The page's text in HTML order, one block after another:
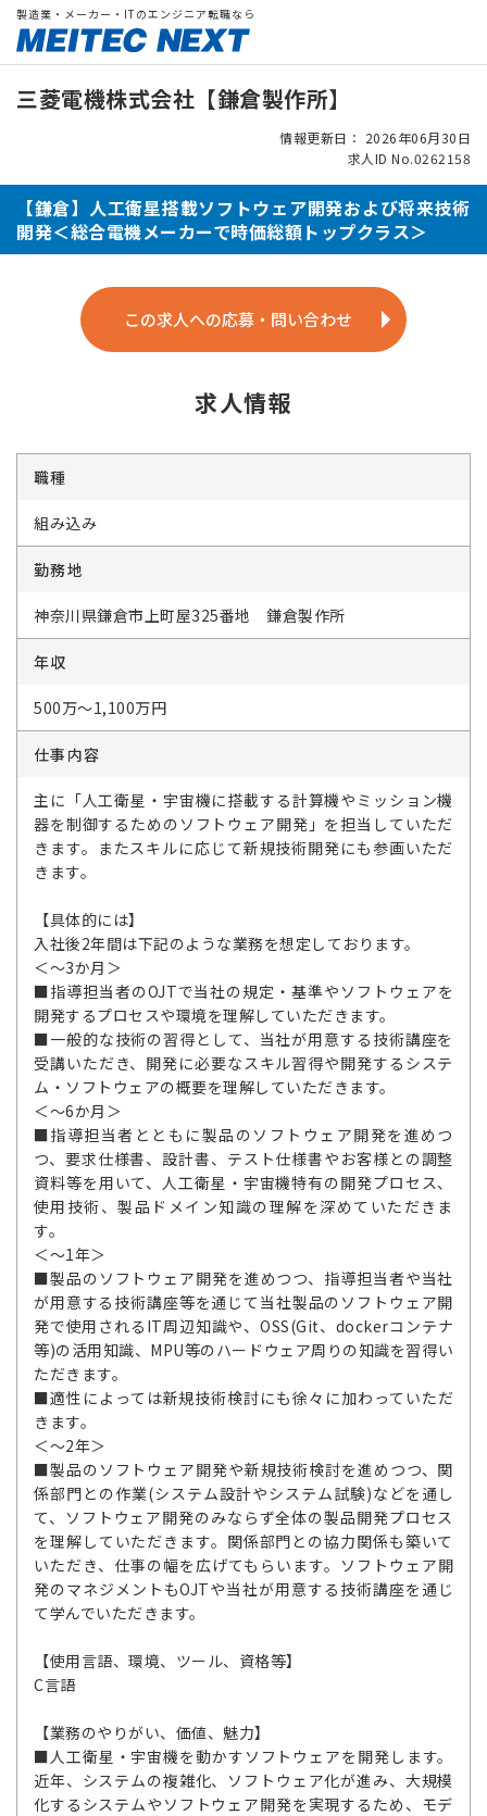
製造業・メーカー・ITのエンジニア転職なら
三菱電機株式会社【鎌倉製作所】
情報更新日： 2026年06月30日
求人ID No.0262158
【鎌倉】人工衛星搭載ソフトウェア開発および将来技術
開発＜総合電機メーカーで時価総額トップクラス＞
この求人への応募・問い合わせ
求人情報
職種
組み込み
勤務地
神奈川県鎌倉市上町屋325番地 鎌倉製作所
年収
500万～1,100万円
仕事内容
主に「人工衛星・宇宙機に搭載する計算機やミッション機
器を制御するためのソフトウェア開発」を担当していただ
きます。またスキルに応じて新規技術開発にも参画いただ
きます。
【具体的には】
入社後2年間は下記のような業務を想定しております。
＜～3か月＞
■指導担当者のOJTで当社の規定・基準やソフトウェアを
開発するプロセスや環境を理解していただきます。
■一般的な技術の習得として、当社が用意する技術講座を
受講いただき、開発に必要なスキル習得や開発するシステ
ム・ソフトウェアの概要を理解していただきます。
＜～6か月＞
■指導担当者とともに製品のソフトウェア開発を進めつ
つ、要求仕様書、設計書、テスト仕様書やお客様との調整
資料等を用いて、人工衛星・宇宙機特有の開発プロセス、
使用技術、製品ドメイン知識の理解を深めていただきま
す。
＜～1年＞
■製品のソフトウェア開発を進めつつ、指導担当者や当社
が用意する技術講座等を通じて当社製品のソフトウェア開
発で使用されるIT周辺知識や、OSS(Git、dockerコンテナ
等)の活用知識、MPU等のハードウェア周りの知識を習得い
ただきます。
■適性によっては新規技術検討にも徐々に加わっていただ
きます。
＜～2年＞
■製品のソフトウェア開発や新規技術検討を進めつつ、関
係部門との作業(システム設計やシステム試験)などを通し
て、ソフトウェア開発のみならず全体の製品開発プロセス
を理解していただきます。関係部門との協力関係も築いて
いただき、仕事の幅を広げてもらいます。ソフトウェア開
発のマネジメントもOJTや当社が用意する技術講座を通じ
て学んでいただきます。
【使用言語、環境、ツール、資格等】
C言語
【業務のやりがい、価値、魅力】
■人工衛星・宇宙機を動かすソフトウェアを開発します。
近年、システムの複雑化、ソフトウェア化が進み、大規模
化するシステムやソフトウェア開発を実現するため、モデ